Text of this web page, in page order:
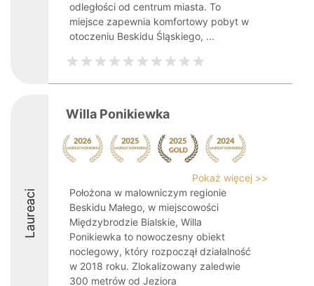
odległości od centrum miasta. To
miejsce zapewnia komfortowy pobyt w
otoczeniu Beskidu Śląskiego, ...
Laureaci
Willa Ponikiewka
Pokaż więcej >>
Położona w malowniczym regionie
Beskidu Małego, w miejscowości
Międzybrodzie Bialskie, Willa
Ponikiewka to nowoczesny obiekt
noclegowy, który rozpoczął działalność
w 2018 roku. Zlokalizowany zaledwie
300 metrów od Jeziora